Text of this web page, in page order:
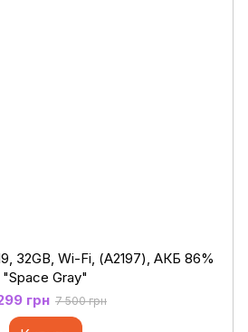
32GB, Wi-Fi, (А2197), АКБ 86%
"Space Gray"
грн 7 500 грн